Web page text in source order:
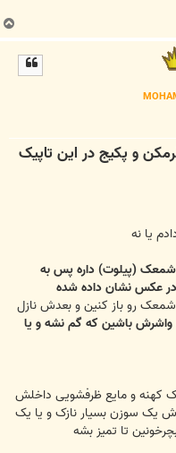
ب
ا
یا نه
(پیلوت) داره پس به
عکس نشان داده شده
رو باز کنین و بعدش نازل
واشرش باشین که گم نشه و یا
کهنه و مایع ظرفشویی داخلش
یک سوزن بسیار نازک و یا یک
تا تمیز بشه